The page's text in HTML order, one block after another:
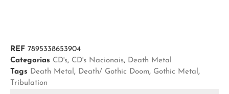
REF 7895338653904
Categorias CD's, CD's Nacionais, Death Metal
Tags Death Metal, Death/ Gothic Doom, Gothic Metal,
Tribulation